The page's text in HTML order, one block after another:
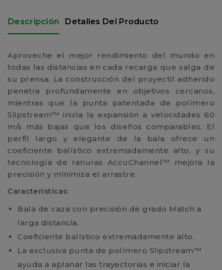
Descripción Detalles Del Producto
Aproveche el mejor rendimiento del mundo en
todas las distancias en cada recarga que salga de
su prensa. La construcción del proyectil adherido
penetra profundamente en objetivos cercanos,
mientras que la punta patentada de polímero
Slipstream™ inicia la expansión a velocidades 60
m/s más bajas que los diseños comparables. El
perfil largo y elegante de la bala ofrece un
coeficiente balístico extremadamente alto, y su
tecnología de ranuras AccuChannel™ mejora la
precisión y minimiza el arrastre.
Características:
Bala de caza con precisión de grado Match a
larga distancia.
Coeficiente balístico extremadamente alto.
La exclusiva punta de polímero Slipstream™
ayuda a aplanar las trayectorias e iniciar la